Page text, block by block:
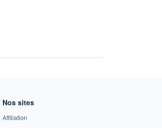
Nos sites
Affiliation